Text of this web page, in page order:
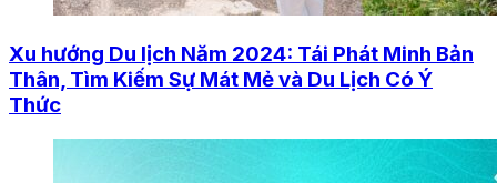
Xu hướng Du lịch Năm 2024: Tái Phát Minh Bản
Thân, Tìm Kiếm Sự Mát Mẻ và Du Lịch Có Ý
Thức